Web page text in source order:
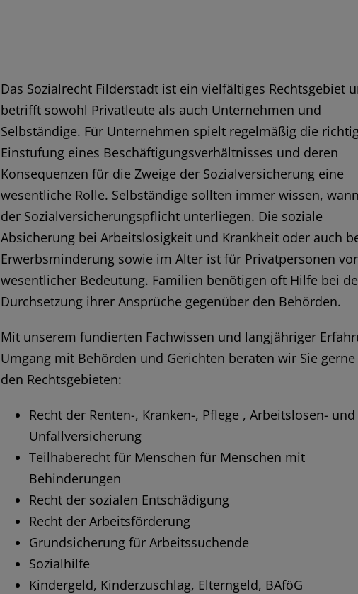
Das Sozialrecht Filderstadt ist ein vielfältiges Rechtsgebiet
betrifft sowohl Privatleute als auch Unternehmen und
Selbständige. Für Unternehmen spielt regelmäßig die
Einstufung eines Beschäftigungsverhältnisses und deren
Konsequenzen für die Zweige der Sozialversicherung eine
wesentliche Rolle. Selbständige sollten immer wissen,
der Sozialversicherungspflicht unterliegen. Die soziale
Absicherung bei Arbeitslosigkeit und Krankheit oder auch
Erwerbsminderung sowie im Alter ist für Privatpersonen
wesentlicher Bedeutung. Familien benötigen oft Hilfe bei
Durchsetzung ihrer Ansprüche gegenüber den Behörden.
Mit unserem fundierten Fachwissen und langjähriger
Umgang mit Behörden und Gerichten beraten wir Sie gerne
den Rechtsgebieten:
Recht der Renten-, Kranken-, Pflege , Arbeitslosen- und
Unfallversicherung
Teilhaberecht für Menschen für Menschen mit
Behinderungen
Recht der sozialen Entschädigung
Recht der Arbeitsförderung
Grundsicherung für Arbeitssuchende
Sozialhilfe
Kindergeld, Kinderzuschlag, Elterngeld, BAföG